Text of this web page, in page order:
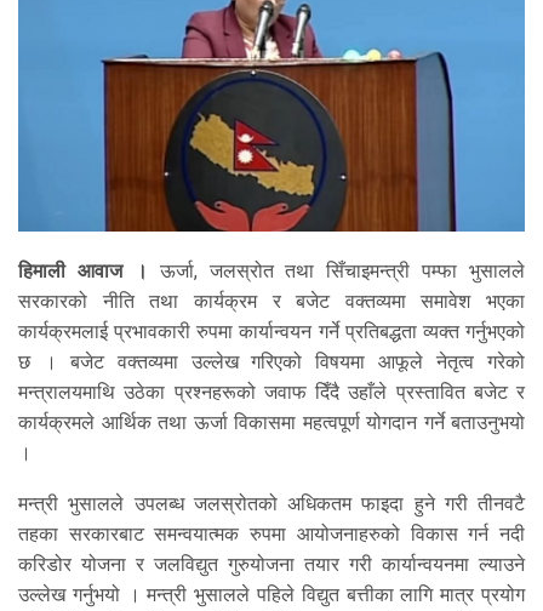
हिमाली आवाज ।
ऊर्जा, जलस्रोत तथा सिँचाइमन्त्री पम्फा भुसालले
सरकारको नीति तथा कार्यक्रम र बजेट वक्तव्यमा समावेश भएका
कार्यक्रमलाई प्रभावकारी रुपमा कार्यान्वयन गर्ने प्रतिबद्धता व्यक्त गर्नुभएको
छ । बजेट वक्तव्यमा उल्लेख गरिएको विषयमा आफूले नेतृत्व गरेको
मन्त्रालयमाथि उठेका प्रश्नहरूको जवाफ दिँदै उहाँले प्रस्तावित बजेट र
कार्यक्रमले आर्थिक तथा ऊर्जा विकासमा महत्वपूर्ण योगदान गर्ने बताउनुभयो
।
मन्त्री भुसालले उपलब्ध जलस्रोतको अधिकतम फाइदा हुने गरी तीनवटै
तहका सरकारबाट समन्वयात्मक रुपमा आयोजनाहरुको विकास गर्न नदी
करिडोर योजना र जलविद्युत गुरुयोजना तयार गरी कार्यान्वयनमा ल्याउने
उल्लेख गर्नुभयो । मन्त्री भुसालले पहिले विद्युत बत्तीका लागि मात्र प्रयोग